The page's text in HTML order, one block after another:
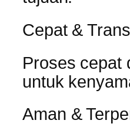
Cepat &
Proses cepat
untuk
Aman &